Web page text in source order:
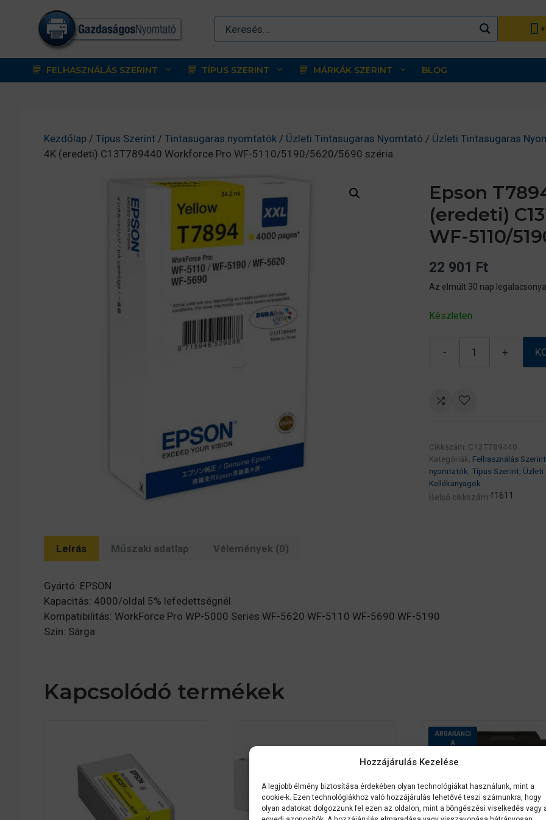
Hozzájárulás Kezelése
A legjobb élmény biztosítása érdekében olyan technológiákat használunk, mint a
cookie-k. Ezen technológiákhoz való hozzájárulás lehetővé teszi számunkra, hogy
olyan adatokat dolgozzunk fel ezen az oldalon, mint a böngészési viselkedés vagy
tartalomba
FELHASZNÁLÁS SZERINT TÍPUS SZERINT MÁRKÁK SZERINT BLOG
Kezdőlap / Típus Szerint / Tintasugaras nyomtatók / Üzleti Tintasugaras Nyomtató / Üzleti Tintasugaras
4K (eredeti) C13T789440 Workforce Pro WF-5110/5190/5620/5690 széria
Epson
(eredeti)
WF-5110/
22 901 Ft
Az elmúlt 30 nap
Készleten
-
patron
C13T789440
Workforce
Pro
WF-
+
Cikkszám: C13T789440
Kategóriák: Felhasználás Szerint
nyomtatók, Típus Szerint, Üzleti
Kellékanyagok
Belső cikkszám:f1611
Leírás Műszaki adatlap Vélemények (0)
Gyártó: EPSON
Kapacitás: 4000/oldal 5% lefedettségnél
Kompatibilitás: WorkForce Pro WP-5000 Series WF-5620 WF-5110 WF-5690 WF-5190
Szín: Sárga
Kapcsolódó termékek
ÁRGARANCI
A